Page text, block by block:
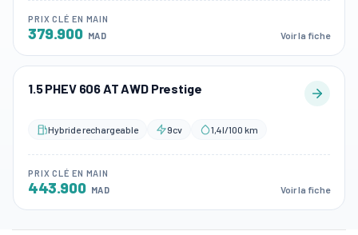
PRIX CLÉ EN MAIN
379.900 MAD Voir la fiche
1.5 PHEV 606 AT AWD Prestige
Hybride rechargeable 9cv 1,4l/100 km
PRIX CLÉ EN MAIN
443.900 MAD Voir la fiche